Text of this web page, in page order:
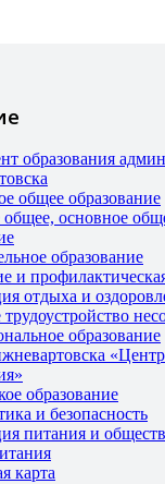
образования
общее образование
общее, основное
образование
и
отдыха и
образование
«Центр
образование
и безопасность
питания и
карта